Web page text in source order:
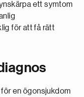
ett symtom
för att få rätt
en ögonsjukdom